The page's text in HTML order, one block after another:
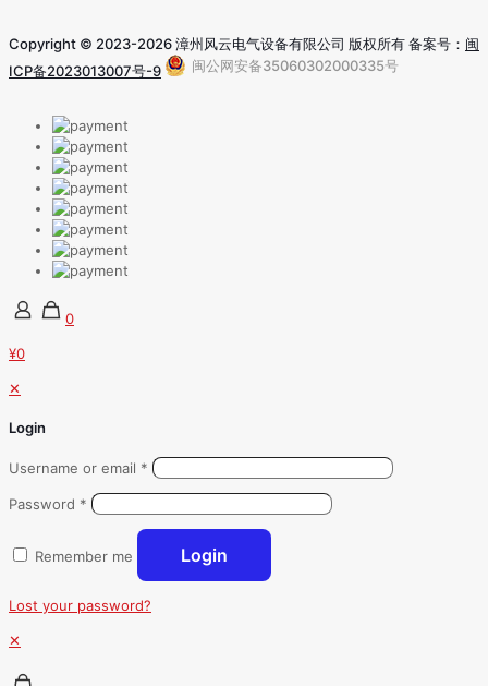
Copyright © 2023-2026 漳州风云电气设备有限公司 版权所有 备案号： 闽
ICP备2023013007号-9
闽公网安备35060302000335号
0
¥0
✕
Login
Username or email *
Password *
Remember me Login
Lost your password?
✕